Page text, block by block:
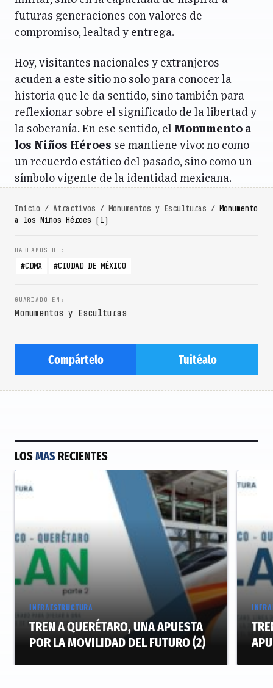
futuras generaciones con valores de
compromiso, lealtad y entrega.
Hoy, visitantes nacionales y extranjeros
acuden a este sitio no solo para conocer la
historia que le da sentido, sino también para
reflexionar sobre el significado de la libertad y
la soberanía. En ese sentido, el Monumento a
los Niños Héroes se mantiene vivo: no como
un recuerdo estático del pasado, sino como un
símbolo vigente de la identidad mexicana.
Inicio / Atractivos / Monumentos y Esculturas / Monumento
a los Niños Héroes (1)
CDMX CIUDAD DE MÉXICO
Monumentos y Esculturas
Compártelo Tuitéalo
LOSMAS RECIENTES
INFRAESTRUCTURA
TREN A QUERÉTARO, UNA APUESTA
POR LA MOVILIDAD DEL FUTURO (2)